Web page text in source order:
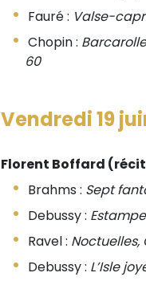
Fauré : Valse-
Chopin :
60
Vendredi 19
Florent Boffard
Brahms : Sept
Debussy :
Ravel : Noctuelles,
Debussy : L’Isle